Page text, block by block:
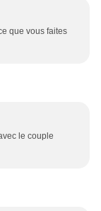
que vous faites
le couple